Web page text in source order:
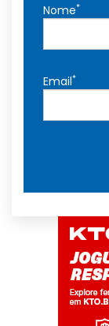
Nome*
Email*